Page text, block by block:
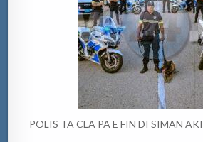
POLIS TA CLA PA E FIN DI SIMAN